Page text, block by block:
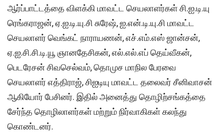
ஆர்ப்பாட்டத்தை விளக்கி மாவட்ட செயலாளர்கள் சி.ஐ.டி.யு
ரெங்கராஜன், ஏ.ஐ.டி.யு.சி சுரேஷ், ஐ.என்.டி.யு.சி மாவட்ட
செயலாளர் வெங்கட் நாராயணன், எச்.எம்.எஸ் ஜான்சன்,
ஏ.ஐ.சி.சி.டி.யூ ஞானதேசிகன், எல்.எல்.எப் தெய்வீகன்,
பெடரேசன் சிவசெல்வம், தொமுச மாநில பேரவை
செயலாளர் எத்திராஜ், சிஐடியு மாவட்ட தலைவர் சீனிவாசன்
ஆகியோர் பேசினர். இதில் அனைத்து தொழிற்சங்கத்தை
சேர்ந்த தொழிலாளர்கள் மற்றும் நிர்வாகிகள் கலந்து
கொண்டனர்.